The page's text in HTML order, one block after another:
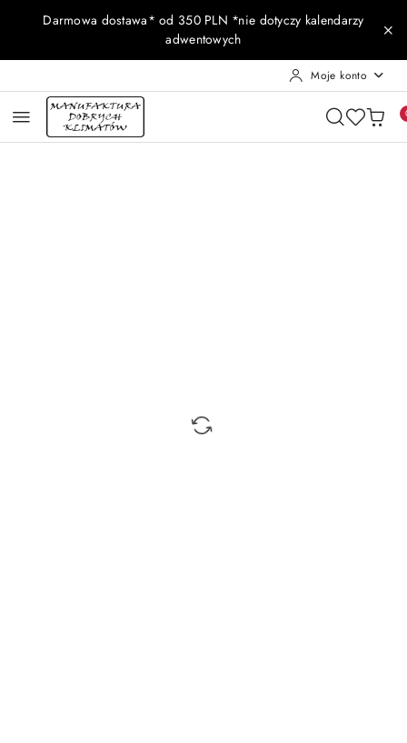
Przejdź do treści głównej
Przejdź do wyszukiwarki
Przejdź do moje konto
Przejdź do menu głównego
Przejdź do opisu produktu
Przejdź do stopki
Darmowa dostawa* od 350 PLN *nie dotyczy kalendarzy
adwentowych
Moje konto